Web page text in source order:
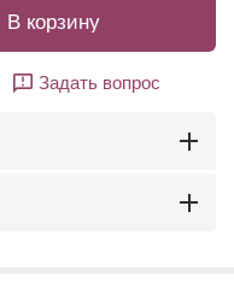
В корзину
Задать вопрос